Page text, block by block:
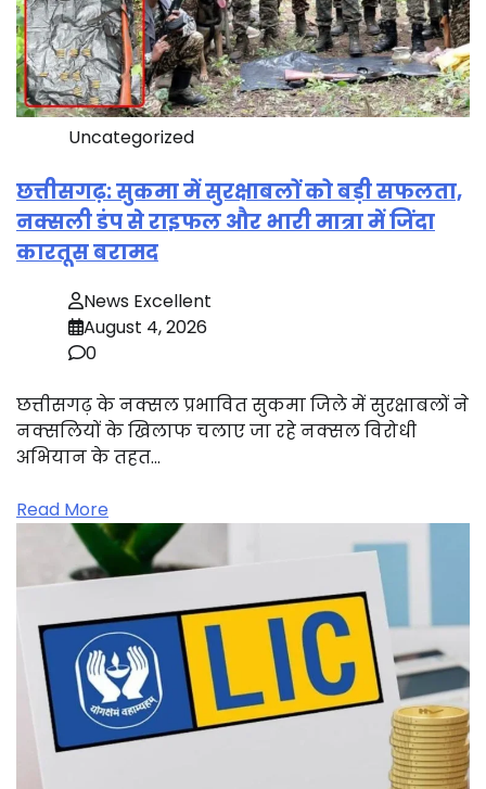
Uncategorized
छत्तीसगढ़: सुकमा में सुरक्षाबलों को बड़ी सफलता,
नक्सली डंप से राइफल और भारी मात्रा में जिंदा
कारतूस बरामद
News Excellent
August 4, 2026
0
छत्तीसगढ़ के नक्सल प्रभावित सुकमा जिले में सुरक्षाबलों ने
नक्सलियों के खिलाफ चलाए जा रहे नक्सल विरोधी
अभियान के तहत…
Read More